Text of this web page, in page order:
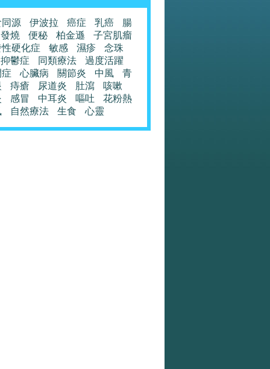
源 伊波拉 癌症 乳癌
腸
發燒
便秘 柏金遜
子宮肌瘤
硬化症
敏感 濕疹
念珠
抑鬱症
同類療法
過度活躍
心臟病 關節炎 中風
青
痔瘡 尿道炎 肚瀉
咳嗽
感冒 中耳炎 嘔吐
花粉熱
自然療法 生食 心靈